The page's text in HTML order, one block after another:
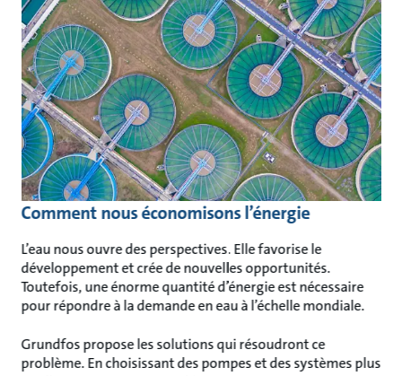
Comment nous économisons l’énergie
L’eau nous ouvre des perspectives. Elle favorise le
développement et crée de nouvelles opportunités.
Toutefois, une énorme quantité d’énergie est nécessaire
pour répondre à la demande en eau à l’échelle mondiale.
Grundfos propose les solutions qui résoudront ce
problème. En choisissant des pompes et des systèmes plus